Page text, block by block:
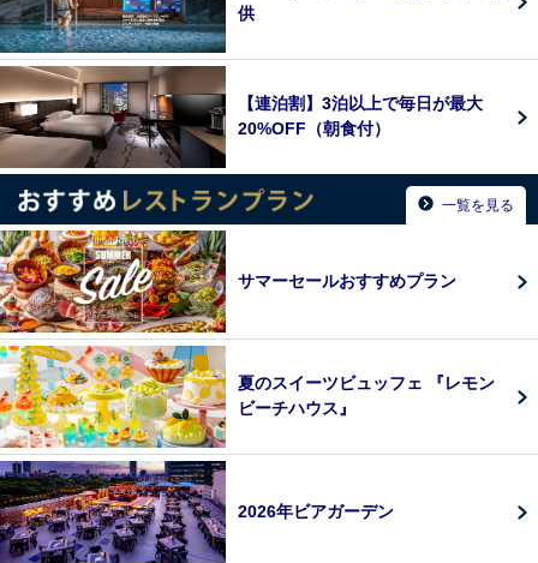
供
【連泊割】3泊以上で毎日が最大
20%OFF（朝食付）
一覧を見る
サマーセールおすすめプラン
夏のスイーツビュッフェ 『レモン
ビーチハウス』
2026年ビアガーデン